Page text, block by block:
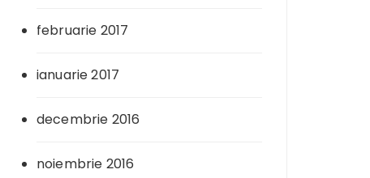
februarie 2017
ianuarie 2017
decembrie 2016
noiembrie 2016